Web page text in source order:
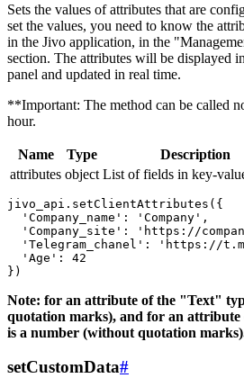
Sets the values ​​of attributes that are
set the values, you need to know the
in the Jivo application, in the
section. The attributes will be displayed
panel and updated in real time.
**Important: The method can be called
hour.
Name Type
Description
attributes object List of fields in key-
jivo_api.setClientAttributes({
  'Company_name': 'Company',
'Company_site': 'https://
'Telegram_chanel': 'https://
  'Age': 42
Note: for an attribute of the "Text"
quotation marks), and for an
is a number (without quotation
setCustomData#